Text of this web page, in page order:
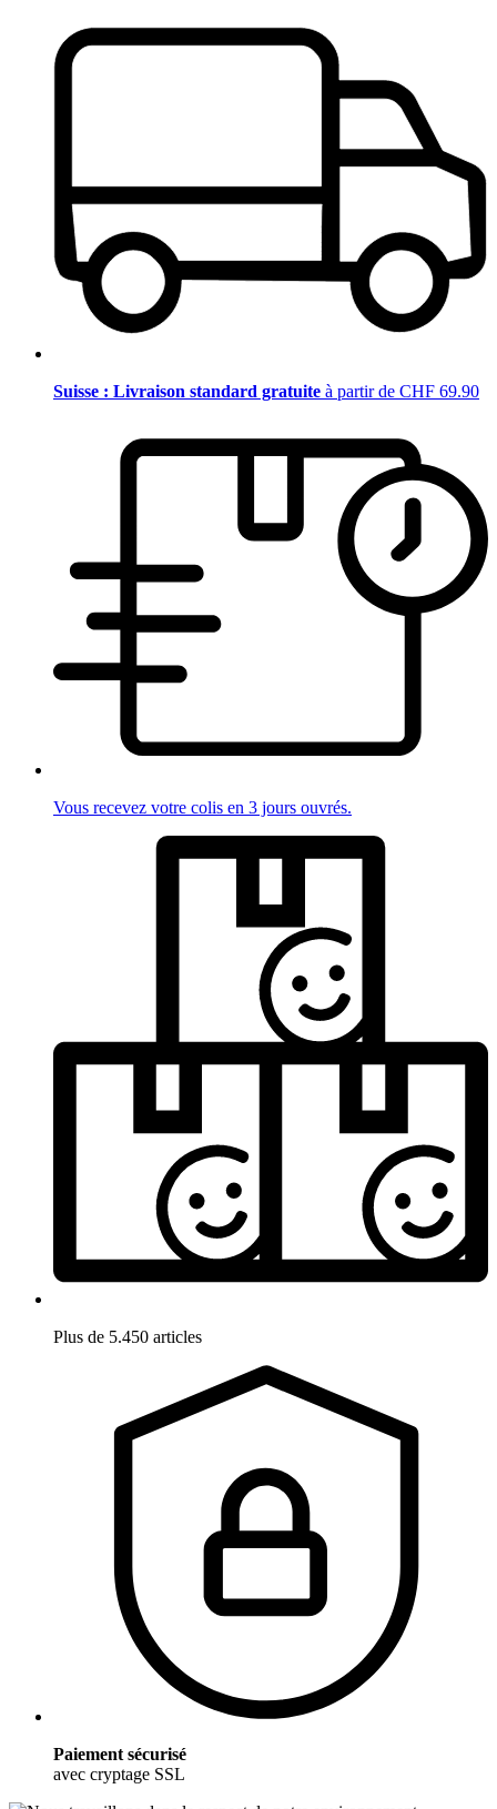
Suisse : Livraison standard gratuite à partir de CHF 69.90
Vous recevez votre colis en 3 jours ouvrés.
Plus de 5.450 articles
Paiement sécurisé
avec cryptage SSL